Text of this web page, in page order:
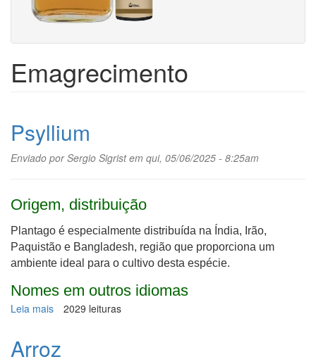
Emagrecimento
Psyllium
Enviado porSergio Sigristem qui, 05/06/2025 - 8:25am
Origem, distribuição
Plantago é especialmente distribuída na Índia, Irão,
Paquistão e Bangladesh, região que proporciona um
ambiente ideal para o cultivo desta espécie.
Nomes em outros idiomas
Leia mais sobre
2029 leituras
Arroz